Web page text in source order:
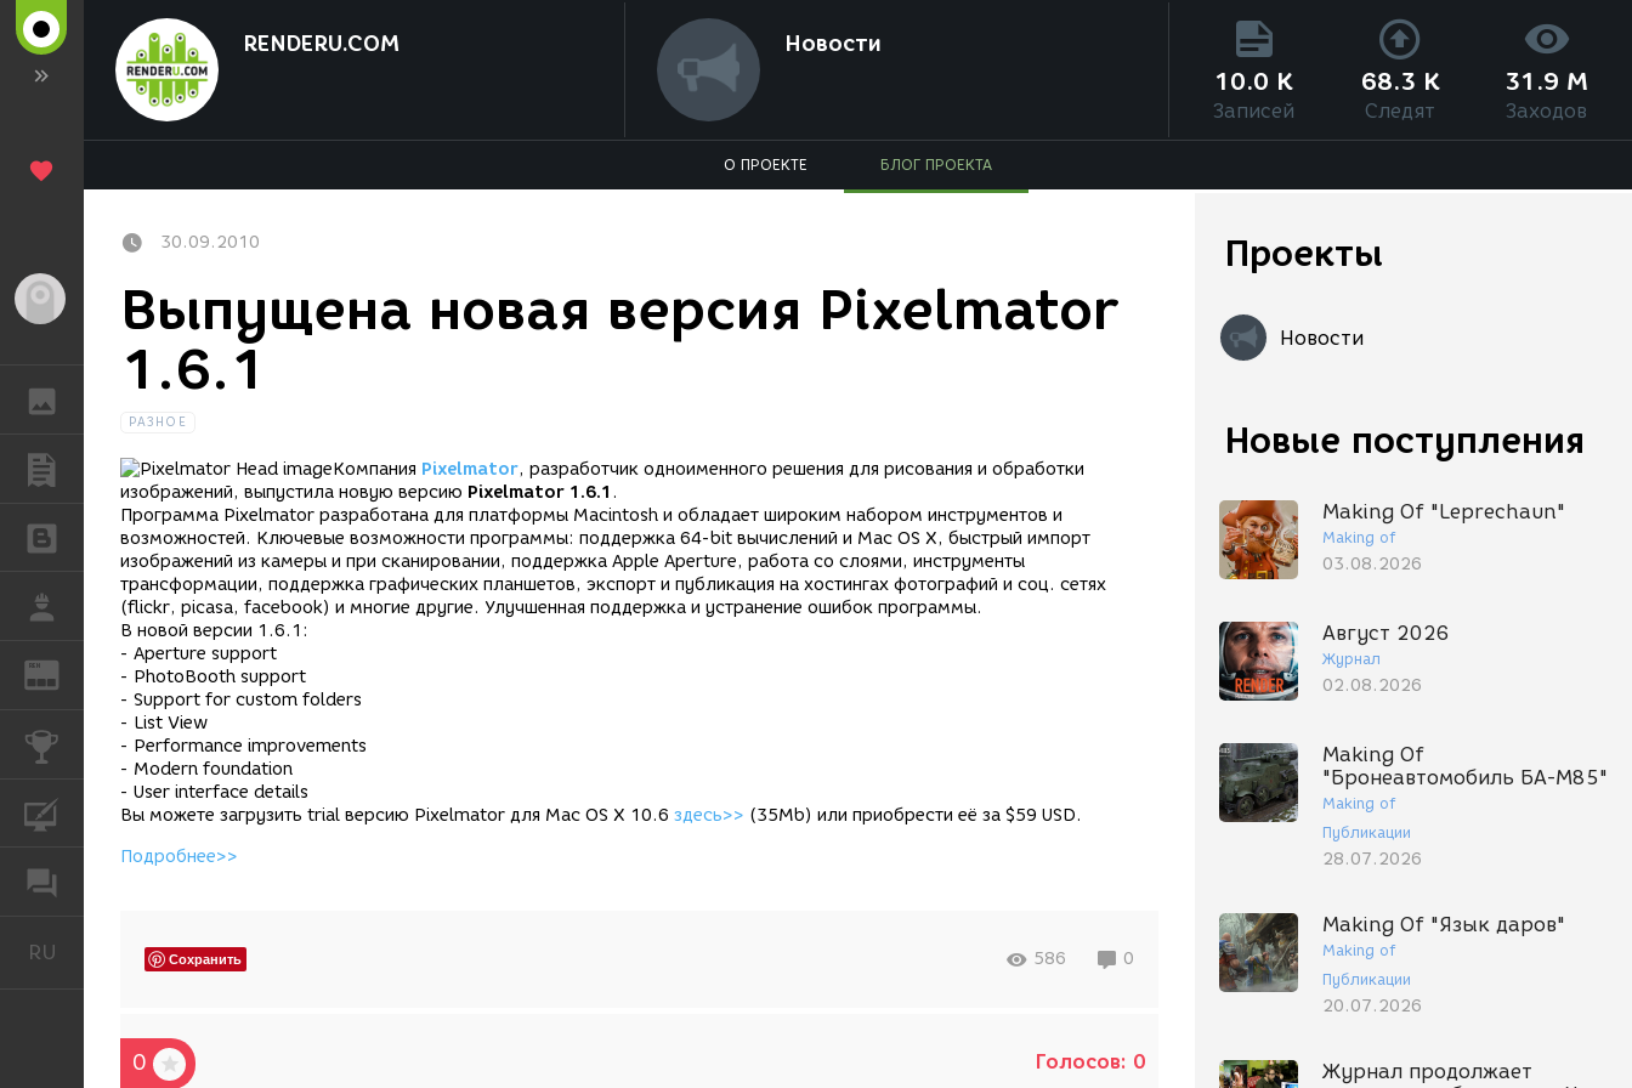
ПУБЛИКАЦИИ
БЛОГИ
РАБОТА
REN ЖУРНАЛ
КОНКУРСЫ
КУРСЫ
RU Русский
RENDERU.COM Новости
10.0 K
Записей
68.3 K
Следят
31.9 M
Заходов
О ПРОЕКТЕ БЛОГ ПРОЕКТА
Проекты
Новости
Новые поступления
Making Of "Leprechaun"
Making of
03.08.2026
Август 2026
Журнал
02.08.2026
Making Of
"Бронеавтомобиль БА-М85"
Making of
Публикации
28.07.2026
Making Of "Язык даров"
Making of
Публикации
20.07.2026
Журнал продолжает
30.09.2010
Выпущена новая версия Pixelmator
1.6.1
РАЗНОЕ
Компания Pixelmator, разработчик одноименного решения для рисования и обработки
изображений, выпустила новую версию Pixelmator 1.6.1 .
Программа Pixelmator разработана для платформы Macintosh и обладает широким набором инструментов и
возможностей. Ключевые возможности программы: поддержка 64-bit вычислений и Mac OS X, быстрый импорт
изображений из камеры и при сканировании, поддержка Apple Aperture, работа со слоями, инструменты
трансформации, поддержка графических планшетов, экспорт и публикация на хостингах фотографий и соц. сетях
(flickr, picasa, facebook) и многие другие. Улучшенная поддержка и устранение ошибок программы.
В новой версии 1.6.1:
- Aperture support
- PhotoBooth support
- Support for custom folders
- List View
- Performance improvements
- Modern foundation
- User interface details
Вы можете загрузить trial версию Pixelmator для Mac OS X 10.6 здесь>> (35Mb) или приобрести её за $59 USD.
Подробнее>>
Сохранить 586 0
0 Голосов: 0